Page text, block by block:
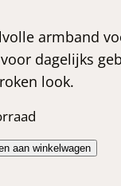
armband
dagelijks
look.
aan winkelwagen